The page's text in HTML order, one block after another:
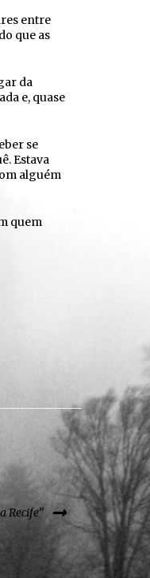
entre
que as
da
e, quase
se
Estava
alguém
quem
Recife”